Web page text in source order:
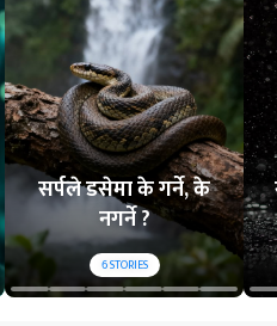
सर्पले डसेमा के गर्ने, के
नगर्ने ?
6STORIES